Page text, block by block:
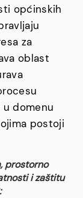
općinskih
za
oblast
domenu
postoji
prostorno
i zaštitu